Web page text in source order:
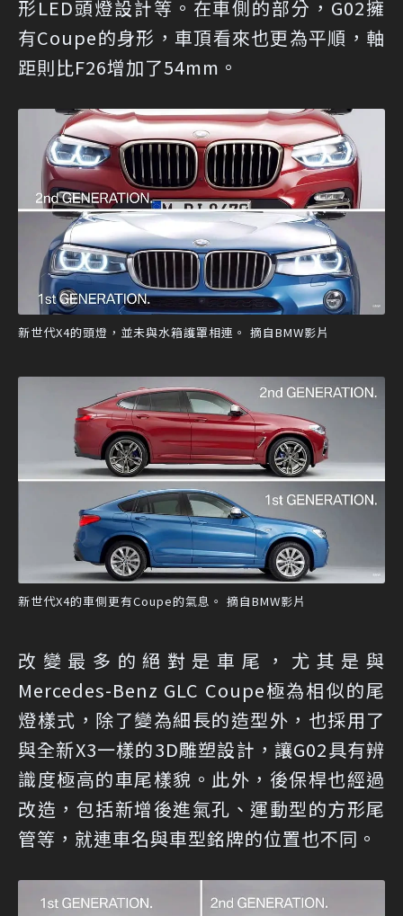
形LED頭燈設計等。在車側的部分，G02擁
有Coupe的身形，車頂看來也更為平順，軸
距則比F26增加了54mm。
新世代X4的頭燈，並未與水箱護罩相連。 摘自BMW影片
新世代X4的車側更有Coupe的氣息。 摘自BMW影片
改變最多的絕對是車尾，尤其是與
Mercedes-Benz GLC Coupe極為相似的尾
燈樣式，除了變為細長的造型外，也採用了
與全新X3一樣的3D雕塑設計，讓G02具有辨
識度極高的車尾樣貌。此外，後保桿也經過
改造，包括新增後進氣孔、運動型的方形尾
管等，就連車名與車型銘牌的位置也不同。